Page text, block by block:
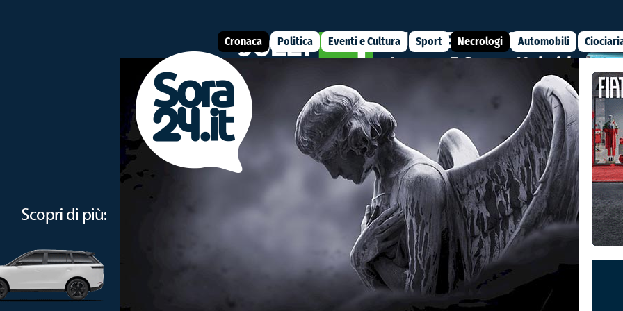
Cronaca Politica Eventi e Cultura Sport Necrologi Automobili